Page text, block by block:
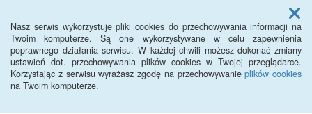
Nasz serwis wykorzystuje pliki cookies do przechowywania informacji na
Twoim komputerze. Są one wykorzystywane w celu zapewnienia
poprawnego działania serwisu. W każdej chwili możesz dokonać zmiany
ustawień dot. przechowywania plików cookies w Twojej przeglądarce.
Korzystając z serwisu wyrażasz zgodę na przechowywanieplików cookies
na Twoim komputerze.
Menu
BIP - Urząd Miejski
Wyśmierzyce